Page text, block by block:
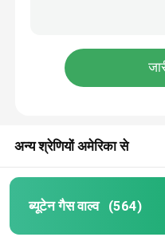
गैस लाइटर रीफिल वाल्व
ब्यूटेन गैस लिटर वाल्व
अन्य श्रेणियों अमेरिका से
ब्यूटेन गैस वाल्व (564)